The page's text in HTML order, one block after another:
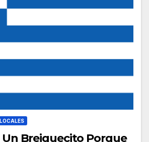
LOCALES
Un Breiquecito Porque